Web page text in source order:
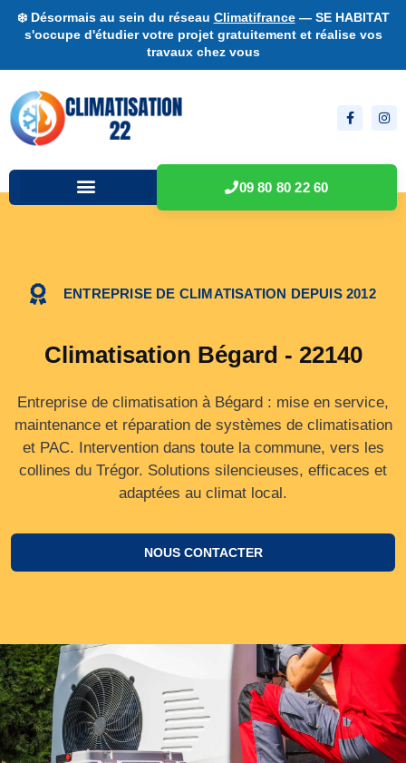
❄️ Désormais au sein du réseau Climatifrance— SE HABITAT
s'occupe d'étudier votre projet gratuitement et réalise vos
travaux chez vous
09 80 80 22 60
ENTREPRISE DE CLIMATISATION DEPUIS 2012
Climatisation Bégard - 22140
Entreprise de climatisation à Bégard : mise en service,
maintenance et réparation de systèmes de climatisation
et PAC. Intervention dans toute la commune, vers les
collines du Trégor. Solutions silencieuses, efficaces et
adaptées au climat local.
NOUS CONTACTER